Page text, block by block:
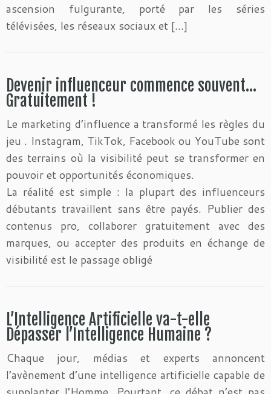
ascension fulgurante, porté par les séries
télévisées, les réseaux sociaux et […]
Devenir influenceur commence souvent…
Gratuitement !
Le marketing d’influence a transformé les règles du
jeu . Instagram, TikTok, Facebook ou YouTube sont
des terrains où la visibilité peut se transformer en
pouvoir et opportunités économiques.
La réalité est simple : la plupart des influenceurs
débutants travaillent sans être payés. Publier des
contenus pro, collaborer gratuitement avec des
marques, ou accepter des produits en échange de
visibilité est le passage obligé
L’Intelligence Artificielle va-t-elle
Dépasser l’Intelligence Humaine ?
Chaque jour, médias et experts annoncent
l’avènement d’une intelligence artificielle capable de